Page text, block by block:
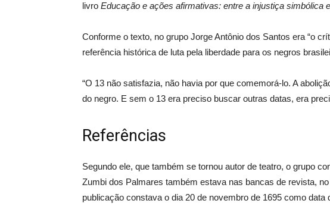
livro Educação e ações afirmativas: entre a injustiça simbólica
Conforme o texto, no grupo Jorge Antônio dos Santos era “o
referência histórica de luta pela liberdade para os negros
“O 13 não satisfazia, não havia por que comemorá-lo. A
do negro. E sem o 13 era preciso buscar outras datas, era
Referências
Segundo ele, que também se tornou autor de teatro, o grupo
Zumbi dos Palmares também estava nas bancas de revista,
publicação constava o dia 20 de novembro de 1695 como data